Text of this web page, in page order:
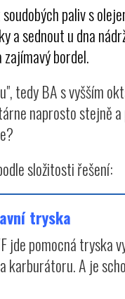
paliv s
a sednout u dna
bordel.
tedy BA s vyšším
naprosto stejně
složitosti řešení:
tryska
jde pomocná
karburátoru. A je